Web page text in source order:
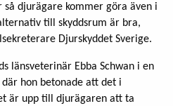
djurägare kommer göra även i
till skyddsrum är bra,
Djurskyddet Sverige.
länsveterinär Ebba Schwan i en
hon betonade att det i
är upp till djurägaren att ta